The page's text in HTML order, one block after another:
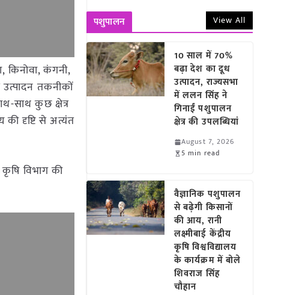
किनोवा, कंगनी,
तकनीकों
साथ कुछ क्षेत्र
दृष्टि से अत्यंत
कृषि विभाग की
पशुपालन View All
10 साल में 70%
बढ़ा देश का दूध
उत्पादन, राज्यसभा
में ललन सिंह ने
गिनाईं पशुपालन
क्षेत्र की उपलब्धियां
August 7, 2026
5 min read
वैज्ञानिक पशुपालन
से बढ़ेगी किसानों
की आय, रानी
लक्ष्मीबाई केंद्रीय
कृषि विश्वविद्यालय
के कार्यक्रम में बोले
शिवराज सिंह
चौहान